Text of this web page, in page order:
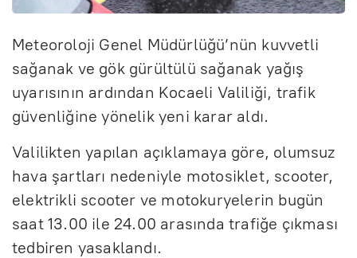
Meteoroloji Genel Müdürlüğü’nün kuvvetli
sağanak ve gök gürültülü sağanak yağış
uyarısının ardından Kocaeli Valiliği, trafik
güvenliğine yönelik yeni karar aldı.
Valilikten yapılan açıklamaya göre, olumsuz
hava şartları nedeniyle motosiklet, scooter,
elektrikli scooter ve motokuryelerin bugün
saat 13.00 ile 24.00 arasında trafiğe çıkması
tedbiren yasaklandı.